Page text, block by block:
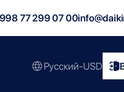
77 299 07 00
Русский-USD